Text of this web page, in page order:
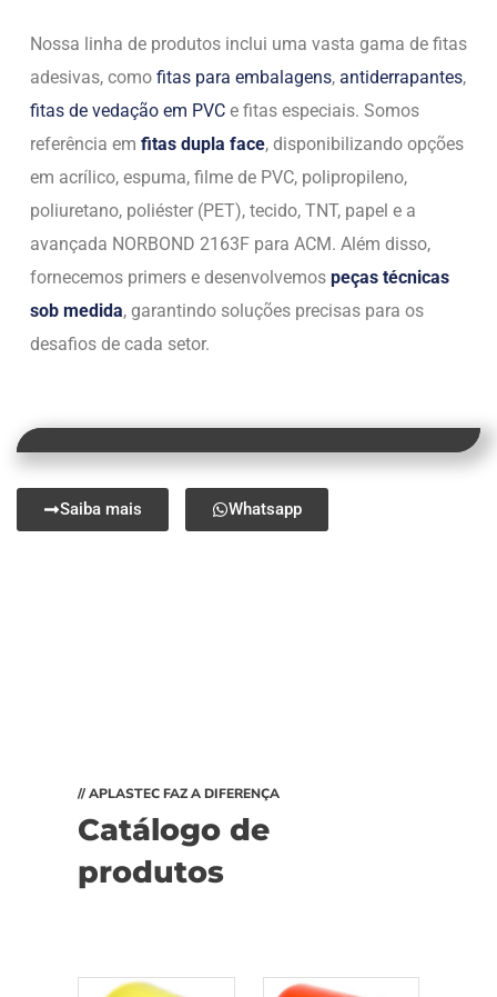
Nossa linha de produtos inclui uma vasta gama de fitas
adesivas, como fitas para embalagens, antiderrapantes,
fitas de vedação em PVC e fitas especiais. Somos
referência em fitas dupla face, disponibilizando opções
em acrílico, espuma, filme de PVC, polipropileno,
poliuretano, poliéster (PET), tecido, TNT, papel e a
avançada NORBOND 2163F para ACM. Além disso,
fornecemos primers e desenvolvemos peças técnicas
sob medida, garantindo soluções precisas para os
desafios de cada setor.
Saiba mais Whatsapp
// APLASTEC FAZ A DIFERENÇA
Catálogo de
produtos